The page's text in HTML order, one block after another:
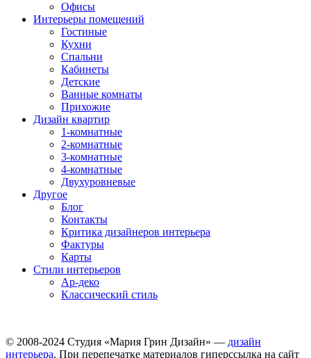
Офисы
Интерьеры помещений
Гостиные
Кухни
Спальни
Кабинеты
Детские
Ванные комнаты
Прихожие
Дизайн квартир
1-комнатные
2-комнатные
3-комнатные
4-комнатные
Двухуровневые
Другое
Блог
Контакты
Критика дизайнеров интерьера
Фактуры
Карты
Стили интерьеров
Ар-деко
Классический стиль
© 2008-2024 Студия «Мария Грин Дизайн» — дизайн
интерьера. При перепечатке материалов гиперссылка на сайт